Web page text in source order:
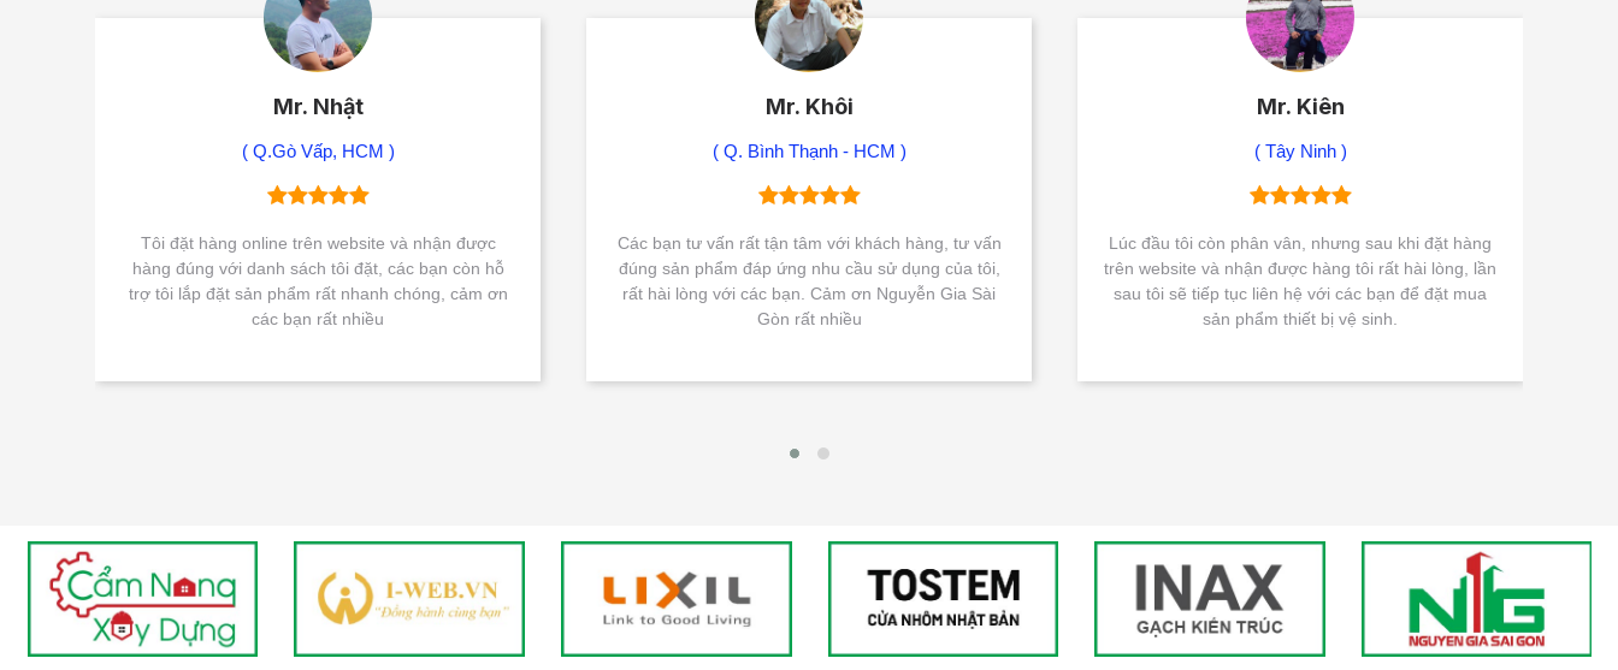
Mr. Nhật
( Q.Gò Vấp, HCM )
Tôi đặt hàng online trên website và nhận được
hàng đúng với danh sách tôi đặt, các bạn còn hỗ
trợ tôi lắp đặt sản phẩm rất nhanh chóng, cảm ơn
các bạn rất nhiều
Mr. Khôi
( Q. Bình Thạnh - HCM )
Các bạn tư vấn rất tận tâm với khách hàng, tư vấn
đúng sản phẩm đáp ứng nhu cầu sử dụng của tôi,
rất hài lòng với các bạn. Cảm ơn Nguyễn Gia Sài
Gòn rất nhiều
Mr. Kiên
( Tây Ninh )
Lúc đầu tôi còn phân vân, nhưng sau khi đặt hàng
trên website và nhận được hàng tôi rất hài lòng, lần
sau tôi sẽ tiếp tục liên hệ với các bạn để đặt mua
sản phẩm thiết bị vệ sinh.